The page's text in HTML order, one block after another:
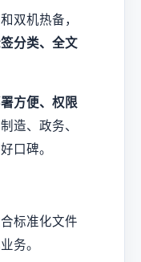
双机热备，
分类、全文
方便、权限
造、政务、
口碑。
标准化文件
务。